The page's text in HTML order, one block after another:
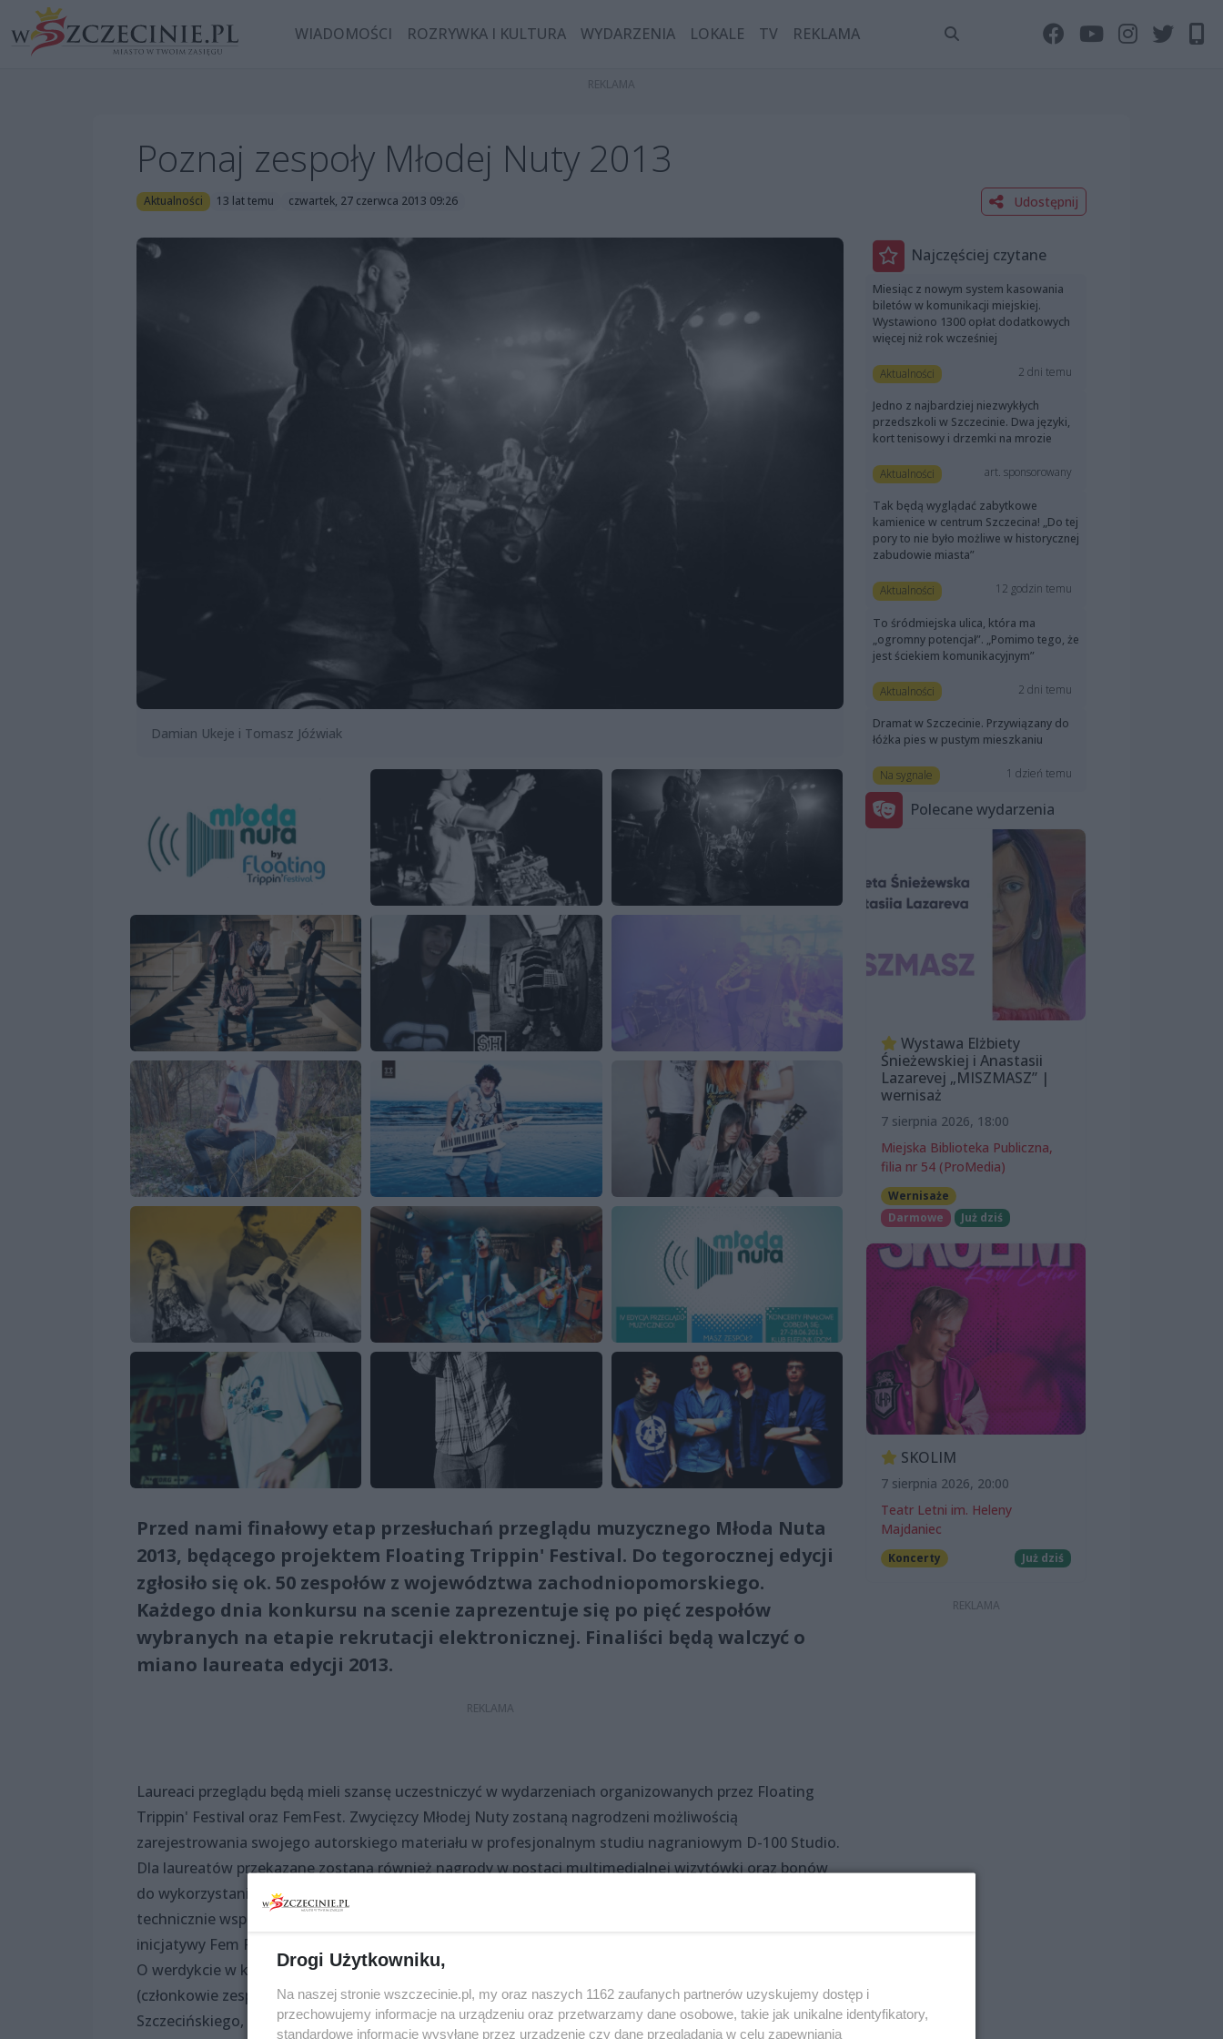
WIADOMOŚCI ROZRYWKA I KULTURA WYDARZENIA LOKALE TV REKLAMA
Poznaj zespoły Młodej Nuty 2013
Aktualności 13 lat temu czwartek, 27 czerwca 2013 09:26 Udostępnij
Damian Ukeje i Tomasz Jóźwiak
Przed nami finałowy etap przesłuchań przeglądu muzycznego Młoda Nuta
2013, będącego projektem Floating Trippin' Festival. Do tegorocznej edycji
zgłosiło się ok. 50 zespołów z województwa zachodniopomorskiego.
Każdego dnia konkursu na scenie zaprezentuje się po pięć zespołów
wybranych na etapie rekrutacji elektronicznej. Finaliści będą walczyć o
miano laureata edycji 2013.
Laureaci przeglądu będą mieli szansę uczestniczyć w wydarzeniach organizowanych przez Floating
Trippin' Festival oraz FemFest. Zwycięzcy Młodej Nuty zostaną nagrodzeni możliwością
zarejestrowania swojego autorskiego materiału w profesjonalnym studiu nagraniowym D-100 Studio.
Dla laureatów przekazane zostaną również nagrody w postaci multimedialnej wizytówki oraz bonów
do wykorzystania w sieci Salonów Muzycznych RIFF. Salony Muzyczne RIFF są jednocześnie partnerem
technicznie wspierającym Młodą Nutę. Projekt nie byłby możliwy bez wsparcia ze strony firmy CSL,
inicjatywy Fem Fest, Mstudio klubu Elefunk oraz 13MUZ.
O werdykcie w konkursie decydować będzie Jury w składzie: Damian Ukeje, Tomasz Jóźwiak
(członkowie zespołu Ukeje), Agata Hawrylczuk - Polskie Radio Szczecin, reprezentant Kuriera
Szczecińskiego, organizatorzy Floating Trippin' Festival oraz Fem Fest.
Najczęściej czytane
Miesiąc z nowym system kasowania
biletów w komunikacji miejskiej.
Wystawiono 1300 opłat dodatkowych
więcej niż rok wcześniej
Aktualności 2 dni temu
Jedno z najbardziej niezwykłych
przedszkoli w Szczecinie. Dwa języki,
kort tenisowy i drzemki na mrozie
Aktualności art. sponsorowany
Tak będą wyglądać zabytkowe
kamienice w centrum Szczecina! „Do tej
pory to nie było możliwe w historycznej
zabudowie miasta”
Aktualności 12 godzin temu
To śródmiejska ulica, która ma
„ogromny potencjał”. „Pomimo tego, że
jest ściekiem komunikacyjnym”
Aktualności 2 dni temu
Dramat w Szczecinie. Przywiązany do
łóżka pies w pustym mieszkaniu
Na sygnale 1 dzień temu
Polecane wydarzenia
Wystawa Elżbiety
Śnieżewskiej i Anastasii
Lazarevej „MISZMASZ” |
wernisaż
7 sierpnia 2026, 18:00
Miejska Biblioteka Publiczna,
filia nr 54 (ProMedia)
Wernisaże
Darmowe
Już dziś
SKOLIM
7 sierpnia 2026, 20:00
Teatr Letni im. Heleny
Majdaniec
Koncerty Już dziś
Drogi Użytkowniku,
Na naszej stronie wszczecinie.pl, my oraz naszych 1162 zaufanych partnerów uzyskujemy dostęp i
przechowujemy informacje na urządzeniu oraz przetwarzamy dane osobowe, takie jak unikalne identyfikatory,
standardowe informacje wysyłane przez urządzenie czy dane przeglądania w celu zapewniania